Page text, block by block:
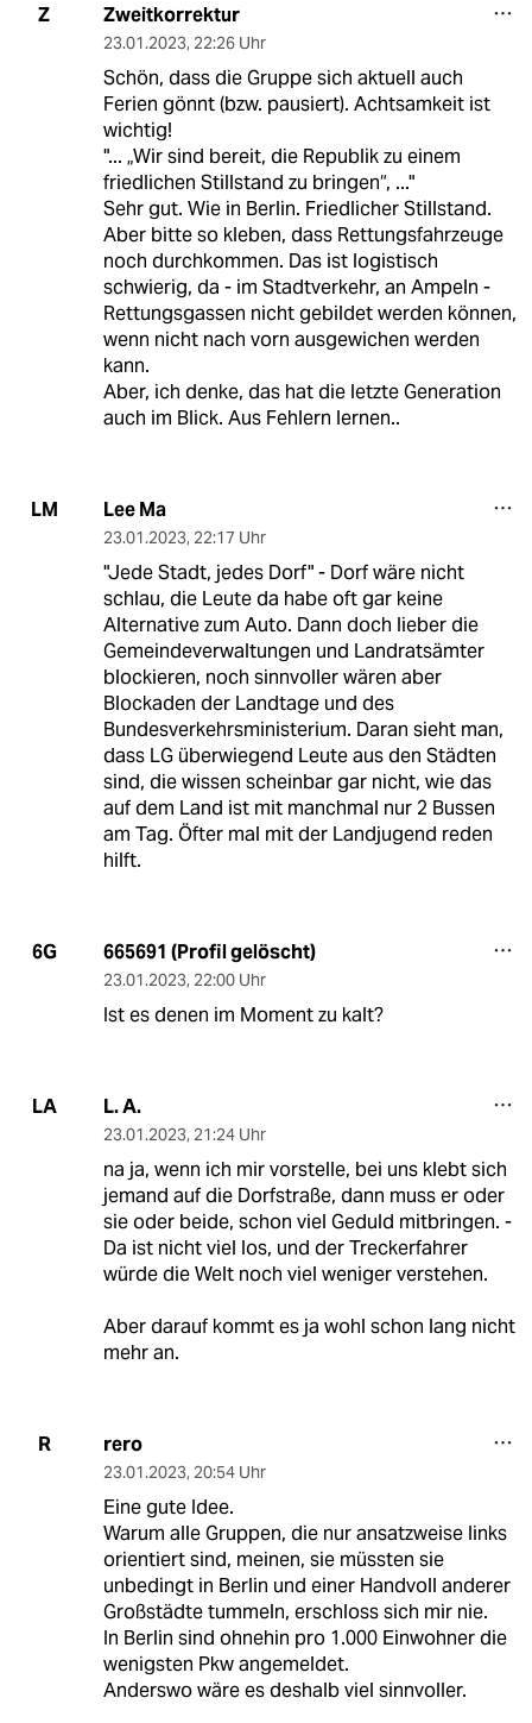
Z Zweitkorrektur
23.01.2023, 22:26 Uhr
Schön, dass die Gruppe sich aktuell auch
Ferien gönnt (bzw. pausiert). Achtsamkeit ist
wichtig!
"... „Wir sind bereit, die Republik zu einem
friedlichen Stillstand zu bringen“, ..."
Sehr gut. Wie in Berlin. Friedlicher Stillstand.
Aber bitte so kleben, dass Rettungsfahrzeuge
noch durchkommen. Das ist logistisch
schwierig, da - im Stadtverkehr, an Ampeln -
Rettungsgassen nicht gebildet werden können,
wenn nicht nach vorn ausgewichen werden
kann.
Aber, ich denke, das hat die letzte Generation
auch im Blick. Aus Fehlern lernen..
LM Lee Ma
23.01.2023, 22:17 Uhr
"Jede Stadt, jedes Dorf" - Dorf wäre nicht
schlau, die Leute da habe oft gar keine
Alternative zum Auto. Dann doch lieber die
Gemeindeverwaltungen und Landratsämter
blockieren, noch sinnvoller wären aber
Blockaden der Landtage und des
Bundesverkehrsministerium. Daran sieht man,
dass LG überwiegend Leute aus den Städten
sind, die wissen scheinbar gar nicht, wie das
auf dem Land ist mit manchmal nur 2 Bussen
am Tag. Öfter mal mit der Landjugend reden
hilft.
6G 665691 (Profil gelöscht)
23.01.2023, 22:00 Uhr
Ist es denen im Moment zu kalt?
LA L. A.
23.01.2023, 21:24 Uhr
na ja, wenn ich mir vorstelle, bei uns klebt sich
jemand auf die Dorfstraße, dann muss er oder
sie oder beide, schon viel Geduld mitbringen. -
Da ist nicht viel los, und der Treckerfahrer
würde die Welt noch viel weniger verstehen.
Aber darauf kommt es ja wohl schon lang nicht
mehr an.
R rero
23.01.2023, 20:54 Uhr
Eine gute Idee.
Warum alle Gruppen, die nur ansatzweise links
orientiert sind, meinen, sie müssten sie
unbedingt in Berlin und einer Handvoll anderer
Großstädte tummeln, erschloss sich mir nie.
In Berlin sind ohnehin pro 1.000 Einwohner die
wenigsten Pkw angemeldet.
Anderswo wäre es deshalb viel sinnvoller.